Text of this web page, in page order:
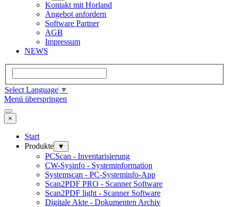
Kontakt mit Horland
Angebot anfordern
Software Partner
AGB
Impressum
NEWS
Select Language ▼
Menü überspringen
×
Start
Produkte
▼
PCScan - Inventarisierung
CW-Sysinfo - Systeminformation
Systemscan - PC-Systeminfo-App
Scan2PDF PRO - Scanner Software
Scan2PDF light - Scanner Software
Digitale Akte - Dokumenten Archiv